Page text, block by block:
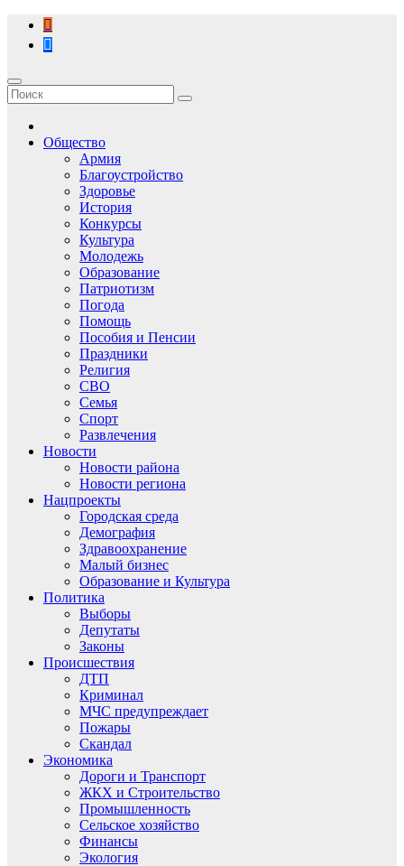
Перейти
содержимому
Общество
Армия
Благоустройство
Здоровье
История
Конкурсы
Культура
Молодежь
Образование
Патриотизм
Погода
Помощь
Пособия и Пенсии
Праздники
Религия
СВО
Семья
Спорт
Развлечения
Новости
Новости района
Новости региона
Нацпроекты
Городская среда
Демография
Здравоохранение
Малый бизнес
Образование и Культура
Политика
Выборы
Депутаты
Законы
Происшествия
ДТП
Криминал
МЧС предупреждает
Пожары
Скандал
Экономика
Дороги и Транспорт
ЖКХ и Строительство
Промышленность
Сельское хозяйство
Финансы
Экология